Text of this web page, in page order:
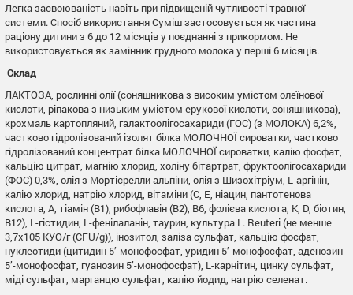
Легка засвоюваність навіть при підвищеній чутливості травної
системи. Спосіб використання Суміш застосовується як частина
раціону дитини з 6 до 12 місяців у поєднанні з прикормом. Не
використовується як замінник грудного молока у перші 6 місяців.
Склад
ЛАКТОЗА, рослинні олії (соняшникова з високим умістом олеїнової
кислоти, ріпакова з низьким умістом ерукової кислоти, соняшникова),
крохмаль картопляний, галактоолігосахариди (ГОС) (з МОЛОКА) 6,2%,
частково гідролізований ізолят білка МОЛОЧНОЇ сироватки, частково
гідролізований концентрат білка МОЛОЧНОЇ сироватки, калію фосфат,
кальцію цитрат, магнію хлорид, холіну бітартрат, фруктоолігосахариди
(ФОС) 0,3%, олія з Мортієрелли альпіни, олія з Шизохітріум, L-аргінін,
калію хлорид, натрію хлорид, вітаміни (С, E, ніацин, пантотенова
кислота, А, тіамін (В1), рибофлавін (В2), В6, фолієва кислота, K, D, біотин,
В12), L-гістидин, L-фенілаланін, таурин, культура L. Reuteri (не менше
3,7х105 КУО/г (CFU/g)), інозитол, заліза сульфат, кальцію фосфат,
нуклеотиди (цитидин 5’-монофосфат, уридин 5’-монофосфат, аденозин
5’-монофосфат, гуанозин 5’-монофосфат), L-карнітин, цинку сульфат,
міді сульфат, марганцю сульфат, калію йодид, натрію селенат.